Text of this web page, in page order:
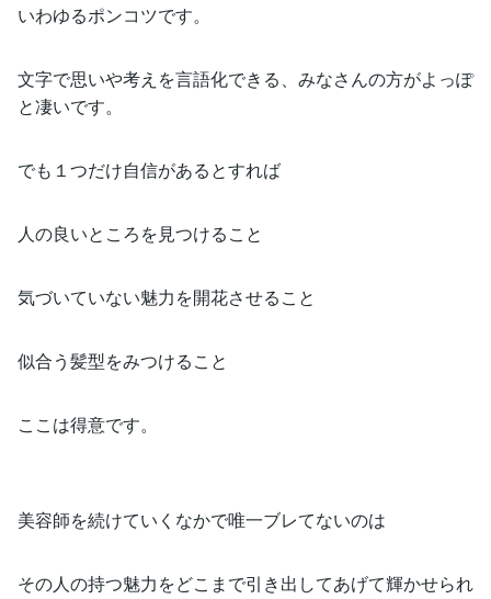
いわゆるポンコツです。
文字で思いや考えを言語化できる、みなさんの方がよっぽ
と凄いです。
でも１つだけ自信があるとすれば
人の良いところを見つけること
気づいていない魅力を開花させること
似合う髪型をみつけること
ここは得意です。
美容師を続けていくなかで唯一ブレてないのは
その人の持つ魅力をどこまで引き出してあげて輝かせられ